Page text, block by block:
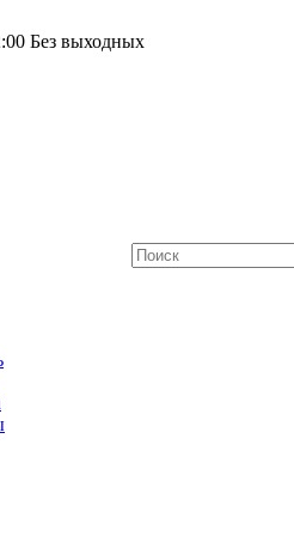
Без выходных